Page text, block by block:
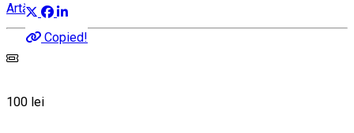
Copied!
Artă
100 lei